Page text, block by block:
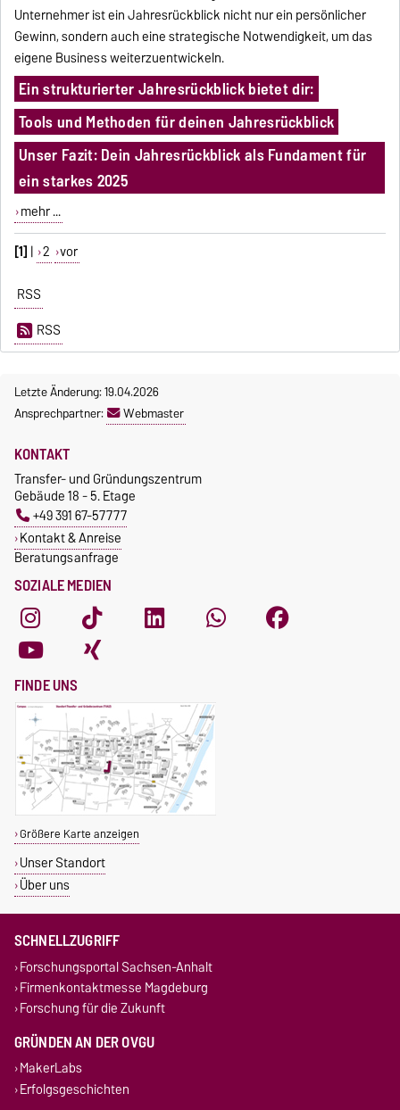
Unternehmer ist ein Jahresrückblick nicht nur ein persönlicher
Gewinn, sondern auch eine strategische Notwendigkeit, um das
eigene Business weiterzuentwickeln.
Ein strukturierter Jahresrückblick bietet dir:
Tools und Methoden für deinen Jahresrückblick
Unser Fazit: Dein Jahresrückblick als Fundament für
ein starkes 2025
mehr ...
[1] | 2 vor
RSS
RSS
Letzte Änderung: 19.04.2026
Ansprechpartner:
Webmaster
SOZIALE MEDIEN
KONTAKT
Transfer- und Gründungszentrum
Gebäude 18 - 5. Etage
+49 391 67-57777
Kontakt & Anreise
Beratungsanfrage
FINDE UNS
Größere Karte anzeigen
Unser Standort
Über uns
SCHNELLZUGRIFF
Forschungsportal Sachsen-Anhalt
Firmenkontaktmesse Magdeburg
Forschung für die Zukunft
GRÜNDEN AN DER OVGU
MakerLabs
Erfolgsgeschichten